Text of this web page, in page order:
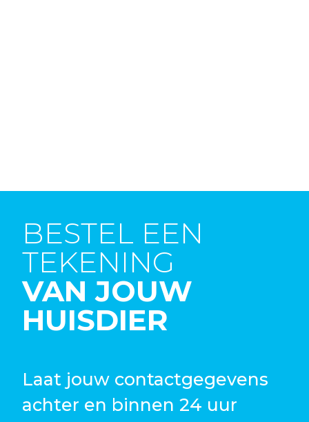
BESTEL EEN
TEKENING
VAN JOUW
HUISDIER
Laat jouw contactgegevens
achter en binnen 24 uur